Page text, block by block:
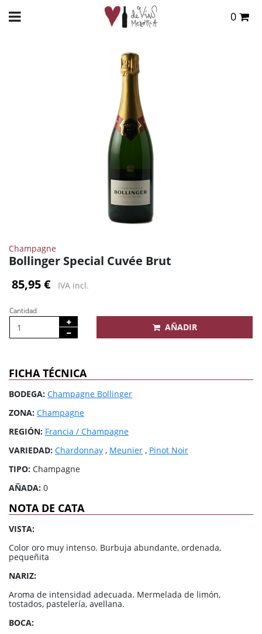
0
VER CESTA
Champagne
Bollinger Special Cuvée Brut
85,95 €
IVA incl.
Cantidad
AÑADIR
FICHA TÉCNICA
BODEGA: Champagne Bollinger
ZONA: Champagne
REGIÓN: Francia / Champagne
VARIEDAD: Chardonnay , Meunier , Pinot Noir
TIPO: Champagne
AÑADA: 0
NOTA DE CATA
VISTA:
Color oro muy intenso. Burbuja abundante, ordenada,
pequeñita
NARIZ:
Aroma de intensidad adecuada. Mermelada de limón,
tostados, pastelería, avellana.
BOCA: